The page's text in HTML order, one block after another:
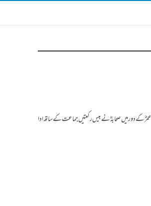
کے دور میں صحابہؓ نے بیس رکعتیں جماعت کے ساتھ ادا